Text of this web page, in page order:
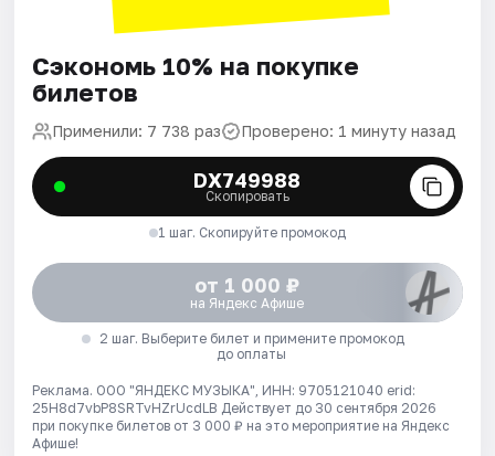
Сэкономь 10% на покупке
билетов
Применили: 7 738 раз Проверено: 1 минуту назад
DX749988
Скопировать
1 шаг. Скопируйте промокод
от 1 000 ₽
на Яндекс Афише
2 шаг. Выберите билет и примените промокод
до оплаты
Реклама. ООО "ЯНДЕКС МУЗЫКА", ИНН: 9705121040 erid:
25H8d7vbP8SRTvHZrUcdLB Действует до 30 сентября 2026
при покупке билетов от 3 000 ₽ на это мероприятие на Яндекс
Афише!